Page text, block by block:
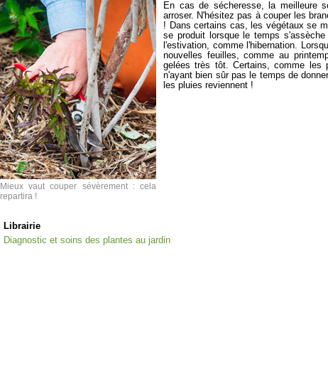
Mieux vaut couper sévèrement : cela
repartira !
En cas de sécheresse, la meilleure
arroser. N'hésitez pas à couper les
! Dans certains cas, les végétaux se
se produit lorsque le temps
l'estivation, comme l'hibernation.
nouvelles feuilles, comme au
gelées très tôt. Certains, comme les
n'ayant bien sûr pas le temps de
les pluies reviennent !
Librairie
Diagnostic et soins des plantes au jardin